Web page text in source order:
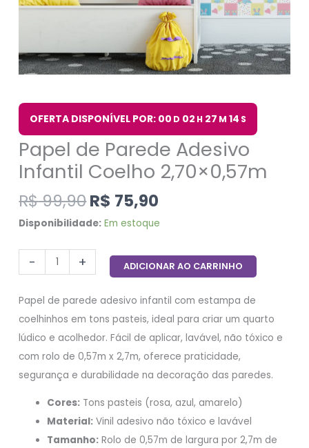
OFERTA DISPONÍVEL POR: 00 D 02 H 27 M 14 S
Papel de Parede Adesivo
Infantil Coelho 2,70×0,57m
R$99,90R$ 75,90
Disponibilidade: Em estoque
- + ADICIONAR AO CARRINHO
Papel de parede adesivo infantil com estampa de
coelhinhos em tons pasteis, ideal para criar um quarto
lúdico e acolhedor. Fácil de aplicar, lavável, não tóxico e
com rolo de 0,57m x 2,7m, oferece praticidade,
segurança e durabilidade na decoração das paredes.
Cores: Tons pasteis (rosa, azul, amarelo)
Material: Vinil adesivo não tóxico e lavável
Tamanho: Rolo de 0,57m de largura por 2,7m de